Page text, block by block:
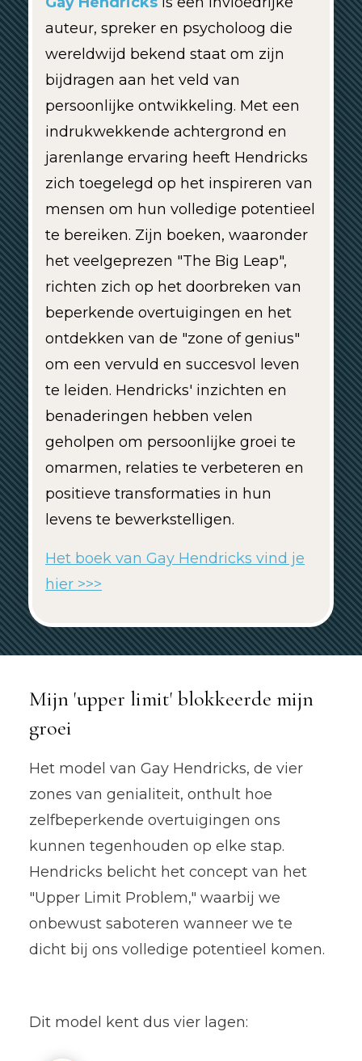
auteur, spreker en psycholoog die
wereldwijd bekend staat om zijn
bijdragen aan het veld van
persoonlijke ontwikkeling. Met een
indrukwekkende achtergrond en
jarenlange ervaring heeft Hendricks
zich toegelegd op het inspireren van
mensen om hun volledige potentieel
te bereiken. Zijn boeken, waaronder
het veelgeprezen "The Big Leap",
richten zich op het doorbreken van
beperkende overtuigingen en het
ontdekken van de "zone of genius"
om een vervuld en succesvol leven
te leiden. Hendricks' inzichten en
benaderingen hebben velen
geholpen om persoonlijke groei te
omarmen, relaties te verbeteren en
positieve transformaties in hun
levens te bewerkstelligen.
Het boek van Gay Hendricks vind je
hier >>>
Mijn 'upper limit' blokkeerde mijn
groei
Het model van Gay Hendricks, de vier
zones van genialiteit, onthult hoe
zelfbeperkende overtuigingen ons
kunnen tegenhouden op elke stap.
Hendricks belicht het concept van het
"Upper Limit Problem," waarbij we
onbewust saboteren wanneer we te
dicht bij ons volledige potentieel komen.
Dit model kent dus vier lagen: